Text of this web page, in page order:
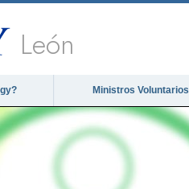
León
Ministros Voluntarios